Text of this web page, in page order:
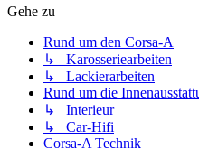
Gehe zu
Rund um den Corsa-A
↳ Karosseriearbeiten
↳ Lackierarbeiten
Rund um die
↳ Interieur
↳ Car-Hifi
Corsa-A Technik